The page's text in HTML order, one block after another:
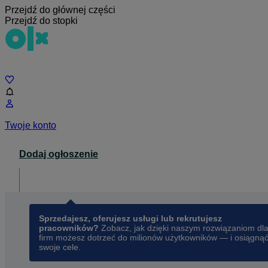
Przejdź do głównej części
Przejdź do stopki
Twoje konto
Dodaj ogłoszenie
Sprzedajesz, oferujesz usługi lub rekrutujesz
pracowników? Zobacz, jak dzięki naszym rozwiązaniom dla
firm możesz dotrzeć do milionów użytkowników — i osiągnąć
swoje cele.